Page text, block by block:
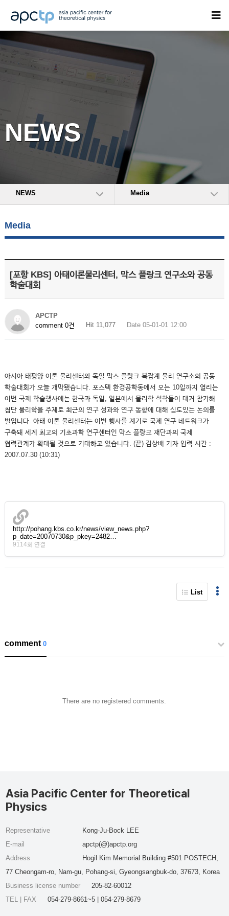
NEWS
NEWS Media
Media
[포항 KBS] 아태이론물리센터, 막스 플랑크 연구소와 공동
학술대회
APCTP
comment 0건
Hit 11,077 Date 05-01-01 12:00
아시아 태평양 이론 물리센터와 독일 막스 플랑크 복잡계 물리 연구소의 공동
학술대회가 오늘 개막됐습니다. 포스텍 환경공학동에서 오는 10일까지 열리는
이번 국제 학술행사에는 한국과 독일, 일본에서 물리학 석학들이 대거 참가해
첨단 물리학을 주제로 최근의 연구 성과와 연구 동향에 대해 심도있는 논의를
벌입니다. 아태 이론 물리센터는 이번 행사를 계기로 국제 연구 네트워크가
구축돼 세계 최고의 기초과학 연구센터인 막스 플랑크 재단과의 국제
협력관계가 확대될 것으로 기대하고 있습니다. (끝) 김상배 기자 입력 시간 :
2007.07.30 (10:31)
http://pohang.kbs.co.kr/news/view_news.php?
p_date=20070730&p_pkey=2482…
9114회 연결
List
comment0
There are no registered comments.
Asia Pacific Center for Theoretical
Physics
Representative
Kong-Ju-Bock LEE
E-mail
apctp(@)apctp.org
Address
Hogil Kim Memorial Building #501 POSTECH,
77 Cheongam-ro, Nam-gu, Pohang-si, Gyeongsangbuk-do, 37673, Korea
Business license number
205-82-60012
TEL | FAX
054-279-8661~5 | 054-279-8679